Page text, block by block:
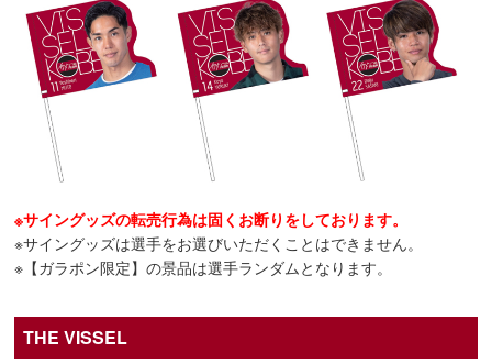
※サイングッズの転売行為は固くお断りをしております。
※サイングッズは選手をお選びいただくことはできません。
※【ガラポン限定】の景品は選手ランダムとなります。
THE VISSEL